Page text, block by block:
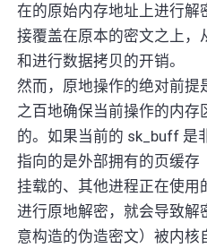
在的原始内存地址上进行解
接覆盖在原本的密文之上，
和进行数据拷贝的开销。
然而，原地操作的绝对前提
之百地确保当前操作的内存
的。如果当前的 sk_buff 是
指向的是外部拥有的页缓存
挂载的、其他进程正在使用
进行原地解密，就会导致解
意构造的伪造密文）被内